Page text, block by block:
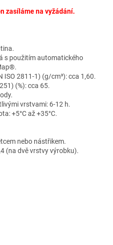
zasíláme na vyžádání.
s použitím automatického
ISO 2811-1) (g/cm³): cca 1,60.
(%): cca 65.
vrstvami: 6-12 h.
+5°C až +35°C.
nebo nástřikem.
(na dvě vrstvy výrobku).